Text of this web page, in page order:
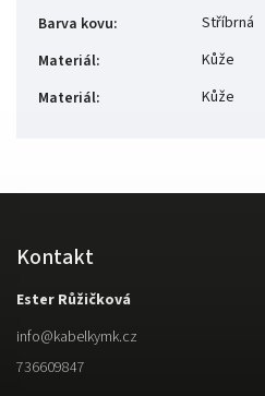
Barva kovu:
Stříbrná
Materiál:
Kůže
Materiál: Kůže
Kontakt
Ester Růžičková
info@kabelkymk.cz
736609847